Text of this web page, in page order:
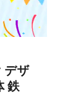
デザ
鉄